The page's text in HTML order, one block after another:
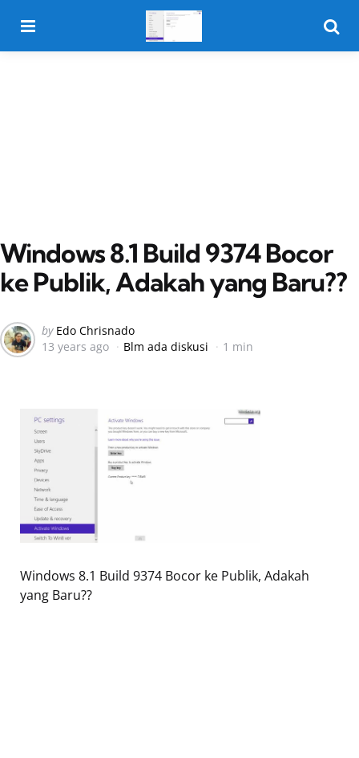
Windows 8.1 Build 9374 Bocor
ke Publik, Adakah yang Baru??
Posted
by
by Edo Chrisnado
13 years ago
Blm ada diskusi 1 min
Windows 8.1 Build 9374 Bocor ke Publik, Adakah
yang Baru??